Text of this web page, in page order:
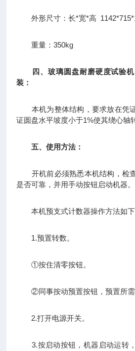
外形尺寸：长*宽*高
重量：350kg
四、玻璃圆盘耐磨硬度试验
装：
本机为整体结构，要求放在凭
证圆盘水平坡度小于1%使其绕心轴
五、使用方法：
开机前必须熟悉本机结构，检
是否可靠，并用手动按钮启动机器。
本机预支式计数器操作方法如下
1.预置转数。
①按住清零按钮。
②同事按动预置按钮，预置所需
2.打开电源开关。
3.按启动按钮，机器启动运转